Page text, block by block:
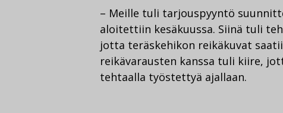
– Meille tuli tarjouspyyntö
aloitettiin kesäkuussa. Siinä tuli
jotta teräskehikon reikäkuvat
reikävarausten kanssa tuli kiire,
tehtaalla työstettyä ajallaan.